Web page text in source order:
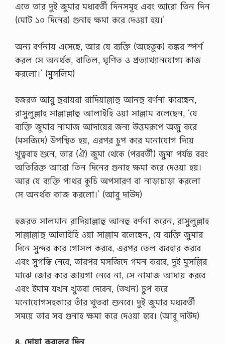
এতে তার দুই জুমার মধ্যবর্তী দিনসমূহ এবং আরো তিন দিন
(মোট ১০ দিনের) গুনাহ ক্ষমা করে দেওয়া হয়।’
অন্য বর্ণনায় এসেছে, আর যে ব্যক্তি (অহেতুক) কঙ্কর স্পর্শ
করল সে অনর্থক, বাতিল, ঘৃণিত ও প্রত্যাখ্যানযোগ্য কাজ
করলো।’ (মুসলিম)
হজরত আবু হুরায়রা রাদিয়াল্লাহু আনহু বর্ণনা করেছেন,
রাসুলুল্লাহ সাল্লাল্লাহু আলাইহি ওয়া সাল্লাম বলেছেন, ‘যে
ব্যক্তি জুমার নামাজ আদায়ের জন্য উত্তমরূপে অজু করে
(মসজিদে) উপস্থিত হয়, এরপর চুপ করে মনোযোগ দিয়ে
খুত্ববাহ শুনে, তার (ঐ) জুমা থেকে (পরবর্তী) জুমা পর্যন্ত বরং
অতিরিক্ত আরো তিন দিনের গুনাহ ক্ষমা করে দেওয়া হয়।
আর যে ব্যক্তি পাথর কুচি অপসারণ বা নাড়াচাড়া করলো
সে অনর্থক কাজ করলো।’ (আবু দাউদ)
হজরত সালমান রাদিয়াল্লাহু আনহু বর্ণনা করেন, রাসুলুল্লাহ
সাল্লাল্লাহু আলাইহি ওয়া সাল্লাম বলেছেন, যে ব্যক্তি জুমার
দিনে সুন্দর করে গোসল করবে, এরপর তেল ব্যবহার করবে
এবং সুগন্ধি নেবে, তারপর মসজিদে গমন করবে, দুই মুসল্লির
মাঝে জোর করে জায়গা নেবে না, সে নামাজ আদায় করবে
এবং ইমাম যখন খুতবা দেবেন, (তখন) চুপ করে
মনোযোগসহকারে তাঁর খুতবা শুনবে। দুই জুমার মধ্যবর্তী
সময়ে তার সব গুনাহ ক্ষমা করে দেওয়া হবে। (আবু দাউদ)